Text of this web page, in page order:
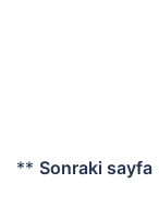
** Sonraki sayfa